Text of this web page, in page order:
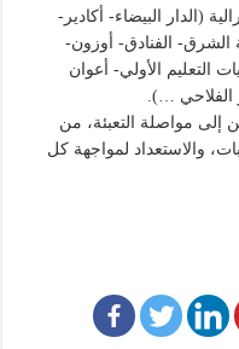
(الدار البيضاء- أكادير-
الفنادق- أوزون-
التعليم الأولي- أعوان
الفلاحي …).
إلى مواصلة التعبئة، من
والاستعداد لمواجهة كل